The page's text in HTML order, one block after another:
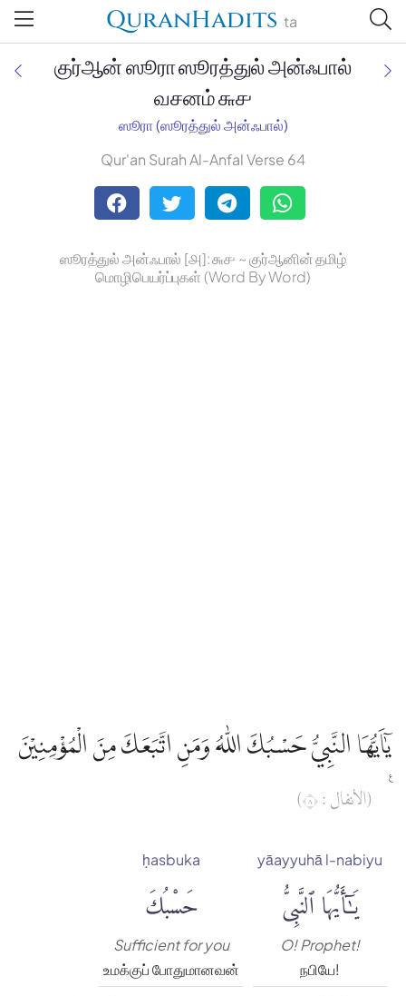
QuranHadits ta
Jan Trust Foundation
Mufti Omar Sheriff Qasimi,
குர்ஆன் ஸூரா ஸூரத்துல் அன்ஃபால்
வசனம் ௬௪
ஸூரா (ஸூரத்துல் அன்ஃபால்)
Qur'an Surah Al-Anfal Verse 64
ஸூரத்துல் அன்ஃபால் [௮]: ௬௪ ~ குர்ஆனின் தமிழ்
மொழிபெயர்ப்புகள் (Word By Word)
يٰٓاَيُّهَا النَّبِيُّ حَسْبُكَ اللّٰهُ وَمَنِ اتَّبَعَكَ مِنَ الْمُؤْمِنِيْنَ
(الأنفال : ٨)
yāayyuhā l-nabiyu
يَٰٓأَيُّهَا ٱلنَّبِىُّ
O! Prophet!
நபியே!
ḥasbuka
حَسْبُكَ
Sufficient for you
உமக்குப் போதுமானவன்